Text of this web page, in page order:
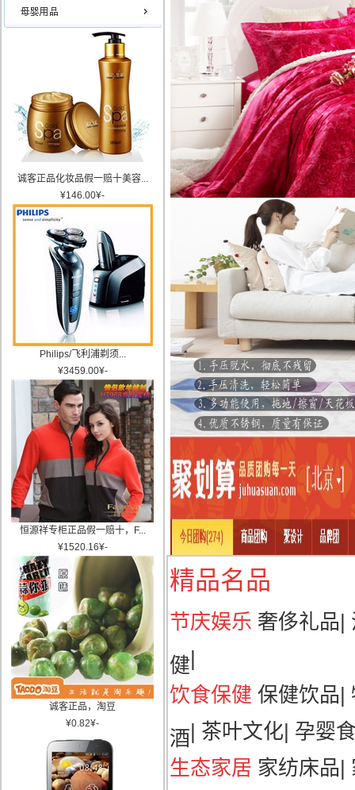
诚客正品化妆品假一赔十美容...
¥146.00¥-
Philips/飞利浦剃须...
¥3459.00¥-
恒源祥专柜正品假一赔十，F...
¥1520.16¥-
诚客正品，淘豆
¥0.82¥-
精品名品
节庆娱乐 奢侈礼品|
健|
饮食保健 保健饮品|
酒| 茶叶文化| 孕婴
生态家居 家纺床品|